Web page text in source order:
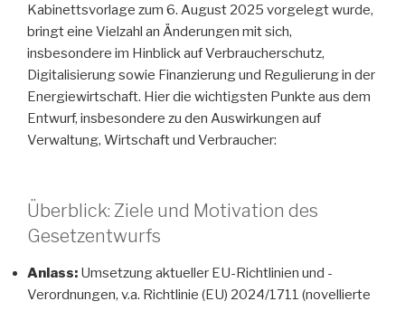
Kabinettsvorlage zum 6. August 2025 vorgelegt wurde,
bringt eine Vielzahl an Änderungen mit sich,
insbesondere im Hinblick auf Verbraucherschutz,
Digitalisierung sowie Finanzierung und Regulierung in der
Energiewirtschaft. Hier die wichtigsten Punkte aus dem
Entwurf, insbesondere zu den Auswirkungen auf
Verwaltung, Wirtschaft und Verbraucher:
Überblick: Ziele und Motivation des
Gesetzentwurfs
Anlass: Umsetzung aktueller EU-Richtlinien und -
Verordnungen, v.a. Richtlinie (EU) 2024/1711 (novellierte